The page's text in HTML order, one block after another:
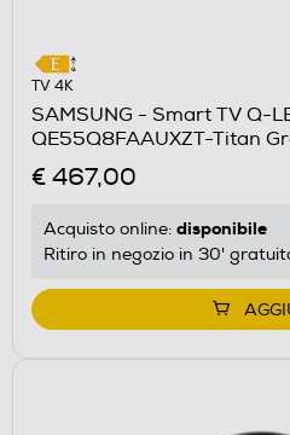
TV 4K
SAMSUNG - Smart TV Q-
QE55Q8FAAUXZT-Titan
€ 467,00
Acquisto online: disponibile
Ritiro in negozio in 30'